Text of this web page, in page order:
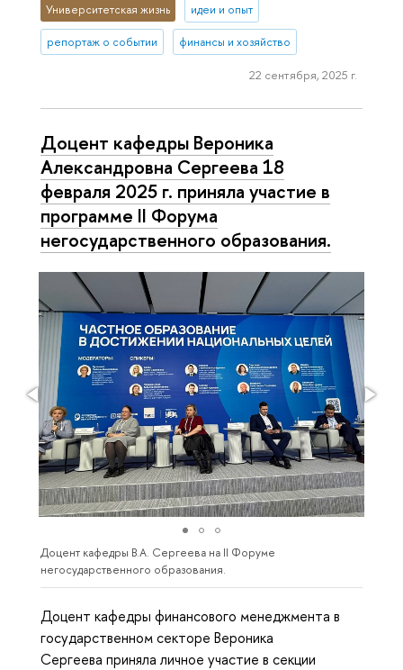
Университетская жизнь идеи и опыт
репортаж о событии финансы и хозяйство
22 сентября, 2025 г.
Доцент кафедры Вероника
Александровна Сергеева 18
февраля 2025 г. приняла участие в
программе II Форума
негосударственного образования.
Доцент кафедры В.А. Сергеева на II Форуме
негосударственного образования.
Доцент кафедры финансового менеджмента в
государственном секторе Вероника
Сергеева приняла личное участие в секции